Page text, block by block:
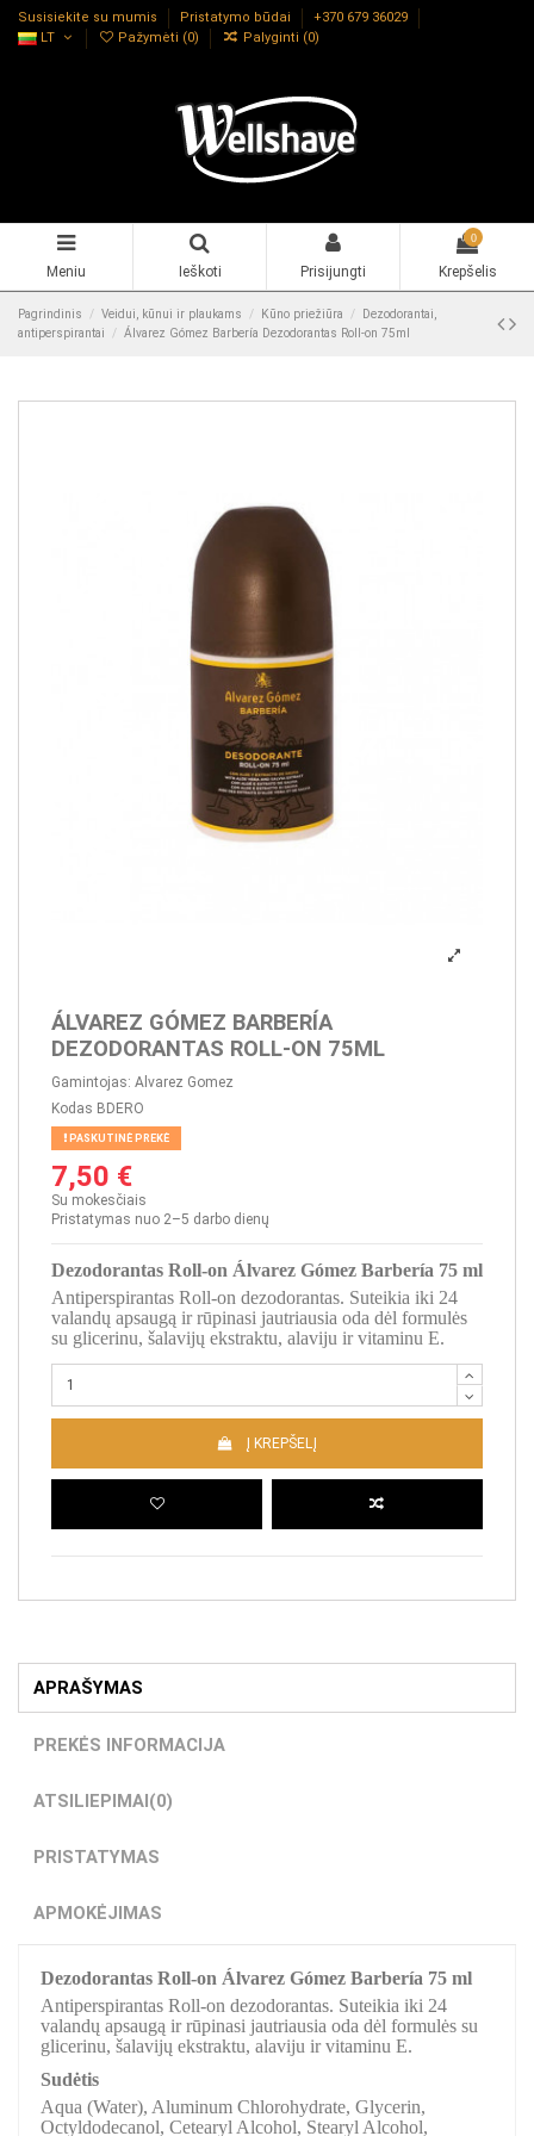
Susisiekite su mumis Pristatymo būdai
+370 679 36029
LT
Pažymėti (0) Palyginti (0)
Meniu Ieškoti Prisijungti
0
Krepšelis
Pagrindinis Veidui, kūnui ir plaukams Kūno priežiūra
Dezodorantai,
antiperspirantai
Álvarez Gómez Barbería Dezodorantas Roll-on 75ml
ÁLVAREZ GÓMEZ BARBERÍA
DEZODORANTAS ROLL-ON 75ML
Gamintojas: Alvarez Gomez
Kodas BDERO
PASKUTINĖ PREKĖ
7,50 €
Su mokesčiais
Pristatymas nuo 2–5 darbo dienų
Dezodorantas Roll-on Álvarez Gómez Barbería 75 ml
Antiperspirantas Roll-on dezodorantas. Suteikia iki 24
valandų apsaugą ir rūpinasi jautriausia oda dėl formulės
su glicerinu, šalavijų ekstraktu, alaviju ir vitaminu E.
Į KREPŠELĮ
APRAŠYMAS
PREKĖS INFORMACIJA
ATSILIEPIMAI(0)
PRISTATYMAS
APMOKĖJIMAS
Dezodorantas Roll-on Álvarez Gómez Barbería 75 ml
Antiperspirantas Roll-on dezodorantas. Suteikia iki 24
valandų apsaugą ir rūpinasi jautriausia oda dėl formulės su
glicerinu, šalavijų ekstraktu, alaviju ir vitaminu E.
Sudėtis
Aqua (Water), Aluminum Chlorohydrate, Glycerin,
Octyldodecanol, Cetearyl Alcohol, Stearyl Alcohol,